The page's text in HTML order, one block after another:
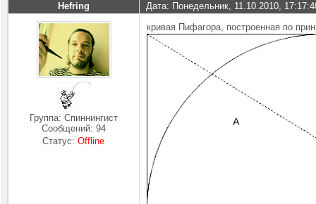
Hefring Дата: Понедельник, 11.10.2010,
Группа: Спиннингист
Сообщений: 94
Статус:Offline
кривая Пифагора, построенная по